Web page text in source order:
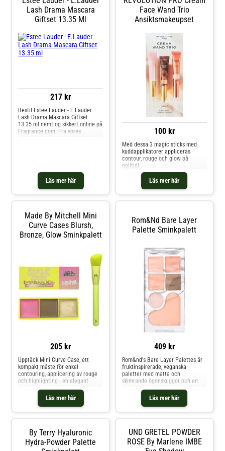
Lash Drama Mascara
Giftset 13.35 Ml
217 kr
Läs mer här
Bestil Estee Lauder - E.Lauder
Lash Drama Mascara Giftset
13.35 ml nemt og sikkert online på
Fragrance.com. Fra vores
Drama Mascara Gifts
Face Wand Trio
Ansiktsmakeupset
100 kr
Läs mer här
Med dessa 3 magic sticks med
kuddapplikatorer appliceras
contour, rouge och glow på
nolltid!
Made By Mitchell Mini
Curve Cases Blursh,
Bronze, Glow Sminkpalett
205 kr
Läs mer här
Upptäck Mini Curve Case, ett
kompakt måste för enkel
contouring, applicering av rouge
och highlighting i en elegant
ursprungliga Curve Case har
denna 3-färgade krämpalett
noggrant formulerats för varje
enkelt konturera och framhäva din
hy. Samma krämiga, blandbara
formula som du älskar - nu i
Rom&nd Bare Layer
Palette Sminkpalett
409 kr
Läs mer här
Rom&nd's Bare Layer Palettes är
fruktinspirerade, veganska
paletter med matta och
skimrande ögonskuggor och en
silkeslen, högpigmenterad och
långvarig textur som är lätt att
applicera och blanda - för mjuka,
kalla färgvärldar och möjliggör en
naturlig makeup för olika
hudtoner. De matta nyanserna
By Terry Hyaluronic
Hydra-Powder Palette
UND GRETEL POWDER
ROSE By Marlene IMBE